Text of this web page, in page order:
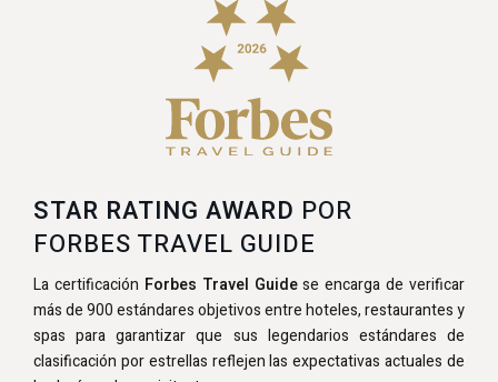
STAR RATING AWARD POR
FORBES TRAVEL GUIDE
La certificación Forbes Travel Guidese encarga de verificar
más de 900 estándares objetivos entre hoteles, restaurantes y
spas para garantizar que sus legendarios estándares de
clasificación por estrellas reflejen las expectativas actuales de